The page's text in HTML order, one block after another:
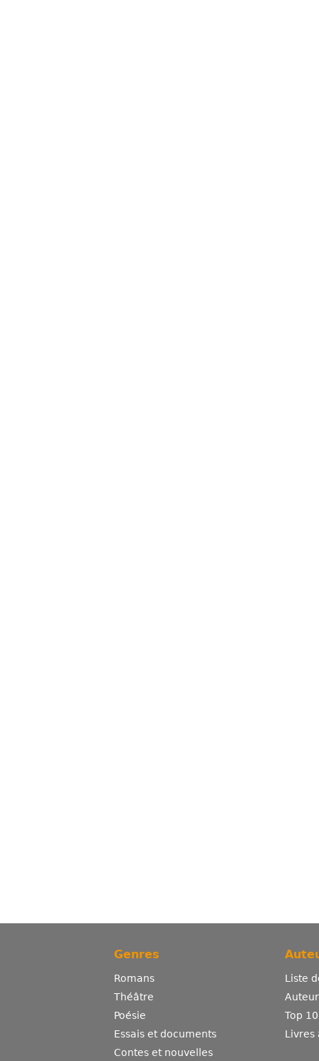
Genres
Romans
Théâtre
Poésie
Essais et documents
Contes et nouvelles
Liste
Top
Livres